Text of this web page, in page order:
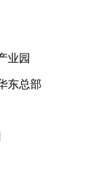
业园
东总部